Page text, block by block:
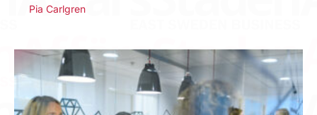
Pia Carlgren